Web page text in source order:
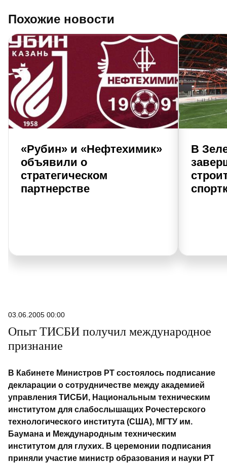
Похожие новости
«Рубин» и «Нефтехимик»
объявили о
стратегическом
партнерстве
В
03.06.2005 00:00
Опыт ТИСБИ получил международное
признание
В Кабинете Министров РТ состоялось подписание
декларации о сотрудничестве между академией
управления ТИСБИ, Национальным техническим
институтом для слабослышащих Рочестерского
технологического института (США), МГТУ им.
Баумана и Международным техническим
институтом для глухих. В церемонии подписания
приняли участие министр образования и науки РТ